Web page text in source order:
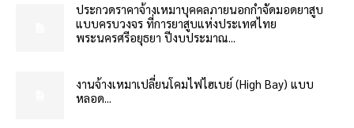
ประกวดราคาจ้างเหมาบุคคลภายนอกกำจัดมอดยาสูบ
แบบครบวงจร ที่การยาสูบแห่งประเทศไทย
พระนครศรีอยุธยา ปีงบประมาณ...
งานจ้างเหมาเปลี่ยนโคมไฟไฮเบย์ (High Bay) แบบ
หลอด...